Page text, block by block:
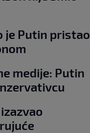
je Putin pristao
medije: Putin